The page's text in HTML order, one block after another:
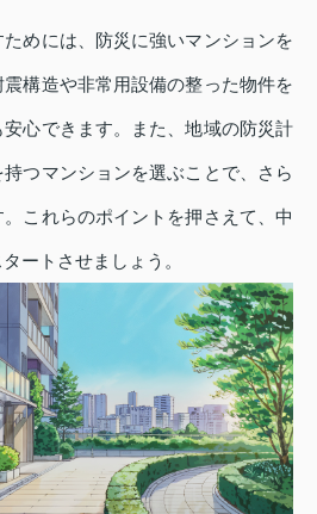
めには、防災に強いマンションを
構造や非常用設備の整った物件を
心できます。また、地域の防災計
つマンションを選ぶことで、さら
これらのポイントを押さえて、中
ートさせましょう。